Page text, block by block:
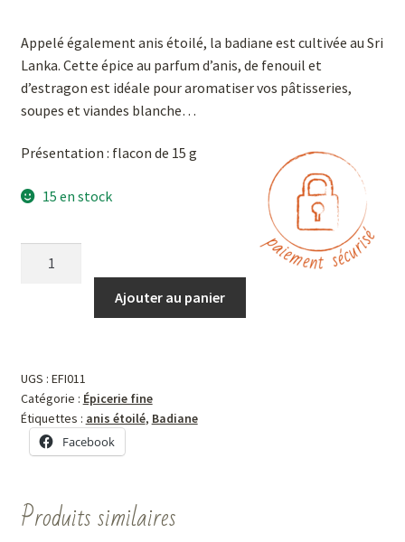
Appelé également anis étoilé, la badiane est cultivée au Sri
Lanka. Cette épice au parfum d’anis, de fenouil et
d’estragon est idéale pour aromatiser vos pâtisseries,
soupes et viandes blanche…
Présentation : flacon de 15 g
15 en stock
Ajouter au panier
UGS : EFI011
Catégorie : Épicerie fine
Étiquettes : anis étoilé, Badiane
Facebook
Produits similaires